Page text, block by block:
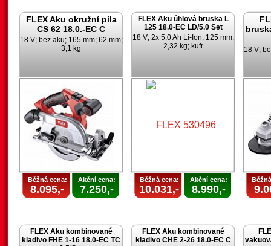
FLEX Aku okružní pila
CS 62 18.0.-EC C
18 V; bez aku; 165 mm; 62 mm;
3,1 kg
Běžná cena:
8.095,-
Akční cena:
7.250,-
FLEX Aku úhlová bruska L
125 18.0-EC LD/5.0 Set
18 V; 2x 5,0 Ah Li-Ion; 125 mm;
2,32 kg; kufr
Běžná cena:
10.031,-
Akční cena:
8.990,-
18 V;
FLEX Aku kombinované
kladivo FHE 1-16 18.0-EC TC
FLEX Aku kombinované
kladivo CHE 2-26 18.0-EC C